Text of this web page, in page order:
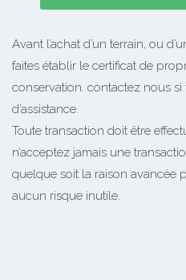
Avant l’achat d’un terrain, ou
faites établir le certificat de
conservation. contactez nous
d’assistance.
Toute transaction doit être
n’acceptez jamais une
quelque soit la raison avancée
aucun risque inutile.